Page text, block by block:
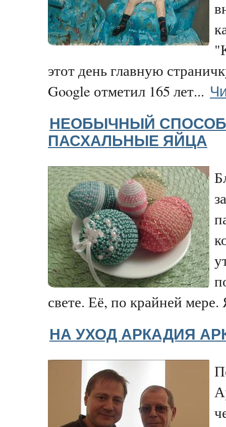
этот день главную
Google отметил 165 лет...
НЕОБЫЧНЫЙ СПОСОБ
ПАСХАЛЬНЫЕ ЯЙЦА
свете. Её, по крайней
НА УХОД АРКАДИЯ